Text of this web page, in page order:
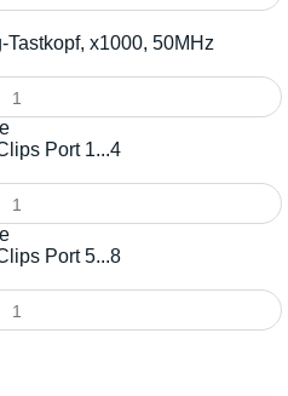
x1000, 50MHz
Port 1...4
Port 5...8